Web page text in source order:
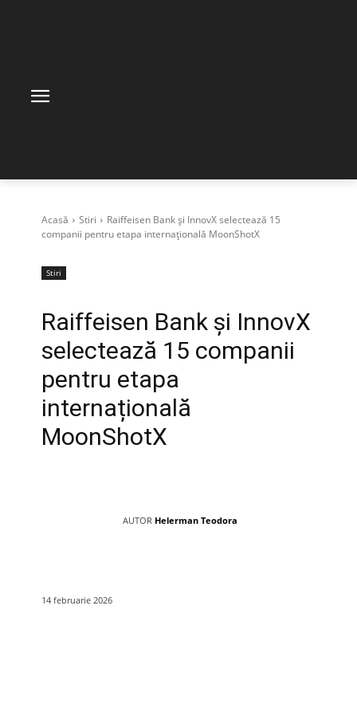
Acasă Stiri
Raiffeisen Bank și InnovX selectează 15
companii pentru etapa internațională MoonShotX
Stiri
Raiffeisen Bank și InnovX
selectează 15 companii
pentru etapa
internațională
MoonShotX
AUTOR Helerman Teodora
14 februarie 2026